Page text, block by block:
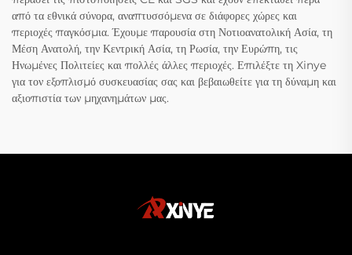
από τα εθνικά σύνορα, αναπτυσσόμενα σε διάφορες χώρες και
περιοχές παγκόσμια. Έχουμε παρουσία στη Νοτιοανατολική Ασία, τη
Μέση Ανατολή, την Κεντρική Ασία, τη Ρωσία, την Ευρώπη, τις
Ηνωμένες Πολιτείες και πολλές άλλες περιοχές. Επιλέξτε τη Xinye
για τον εξοπλισμό συσκευασίας σας και βεβαιωθείτε για τη δύναμη και
αξιοπιστία των μηχανημάτων μας.